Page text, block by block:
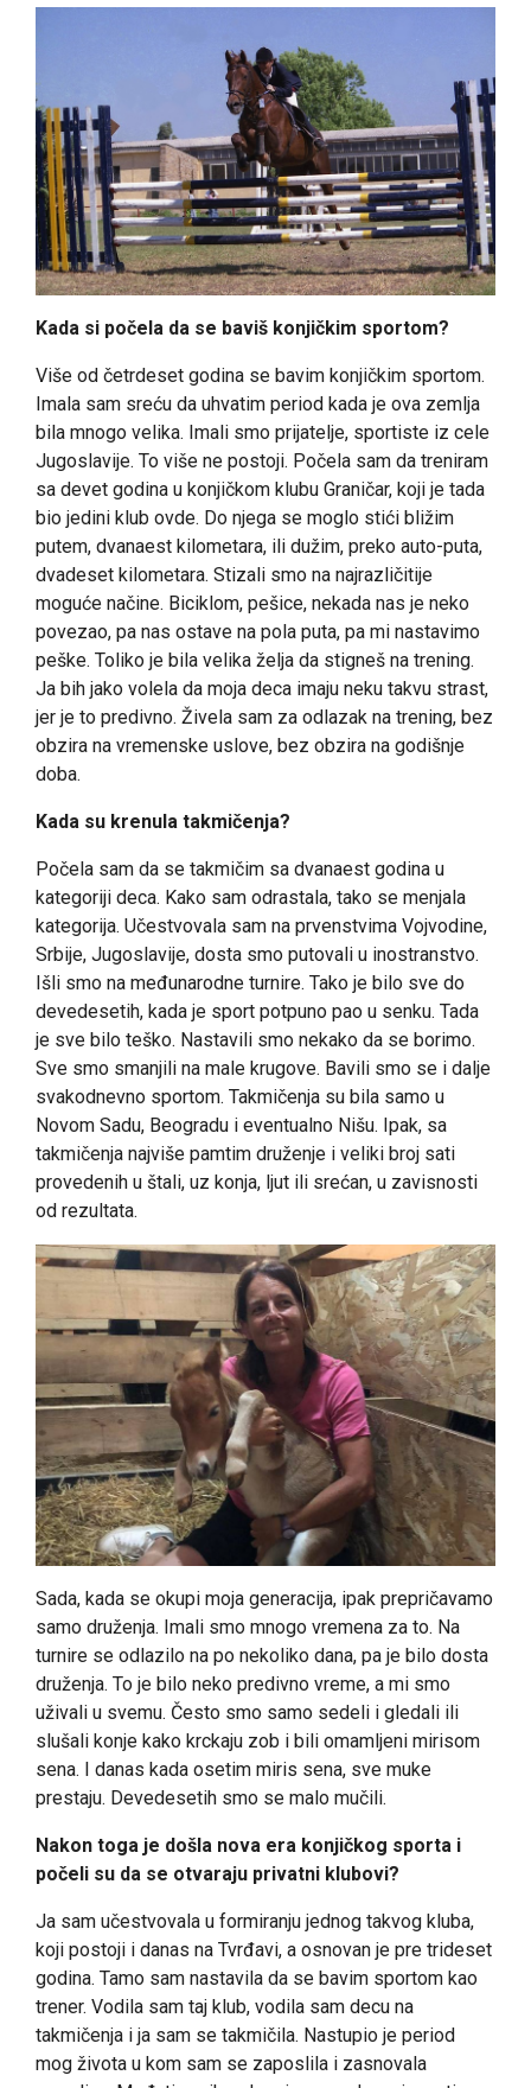
Kada si počela da se baviš konjičkim sportom?
Više od četrdeset godina se bavim konjičkim sportom.
Imala sam sreću da uhvatim period kada je ova zemlja
bila mnogo velika. Imali smo prijatelje, sportiste iz cele
Jugoslavije. To više ne postoji. Počela sam da treniram
sa devet godina u konjičkom klubu Graničar, koji je tada
bio jedini klub ovde. Do njega se moglo stići bližim
putem, dvanaest kilometara, ili dužim, preko auto-puta,
dvadeset kilometara. Stizali smo na najrazličitije
moguće načine. Biciklom, pešice, nekada nas je neko
povezao, pa nas ostave na pola puta, pa mi nastavimo
peške. Toliko je bila velika želja da stigneš na trening.
Ja bih jako volela da moja deca imaju neku takvu strast,
jer je to predivno. Živela sam za odlazak na trening, bez
obzira na vremenske uslove, bez obzira na godišnje
doba.
Kada su krenula takmičenja?
Počela sam da se takmičim sa dvanaest godina u
kategoriji deca. Kako sam odrastala, tako se menjala
kategorija. Učestvovala sam na prvenstvima Vojvodine,
Srbije, Jugoslavije, dosta smo putovali u inostranstvo.
Išli smo na međunarodne turnire. Tako je bilo sve do
devedesetih, kada je sport potpuno pao u senku. Tada
je sve bilo teško. Nastavili smo nekako da se borimo.
Sve smo smanjili na male krugove. Bavili smo se i dalje
svakodnevno sportom. Takmičenja su bila samo u
Novom Sadu, Beogradu i eventualno Nišu. Ipak, sa
takmičenja najviše pamtim druženje i veliki broj sati
provedenih u štali, uz konja, ljut ili srećan, u zavisnosti
od rezultata.
Sada, kada se okupi moja generacija, ipak prepričavamo
samo druženja. Imali smo mnogo vremena za to. Na
turnire se odlazilo na po nekoliko dana, pa je bilo dosta
druženja. To je bilo neko predivno vreme, a mi smo
uživali u svemu. Često smo samo sedeli i gledali ili
slušali konje kako krckaju zob i bili omamljeni mirisom
sena. I danas kada osetim miris sena, sve muke
prestaju. Devedesetih smo se malo mučili.
Nakon toga je došla nova era konjičkog sporta i
počeli su da se otvaraju privatni klubovi?
Ja sam učestvovala u formiranju jednog takvog kluba,
koji postoji i danas na Tvrđavi, a osnovan je pre trideset
godina. Tamo sam nastavila da se bavim sportom kao
trener. Vodila sam taj klub, vodila sam decu na
takmičenja i ja sam se takmičila. Nastupio je period
mog života u kom sam se zaposlila i zasnovala